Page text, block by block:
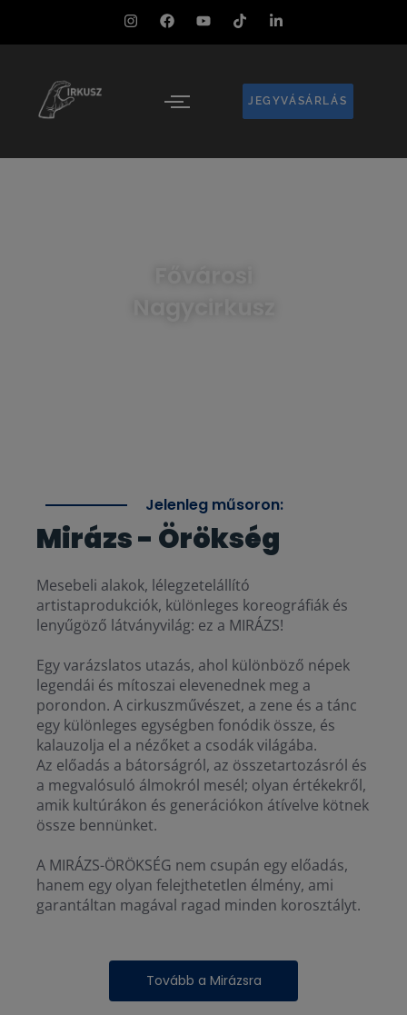
JEGYVÁSÁRLÁS
Jelenleg műsoron:
Mirázs - Örökség
Mesebeli alakok, lélegzetelállító
artistaprodukciók, különleges koreográfiák és
lenyűgöző látványvilág: ez a MIRÁZS!
Egy varázslatos utazás, ahol különböző népek
legendái és mítoszai elevenednek meg a
porondon. A cirkuszművészet, a zene és a tánc
egy különleges egységben fonódik össze, és
kalauzolja el a nézőket a csodák világába.
Az előadás a bátorságról, az összetartozásról és
a megvalósuló álmokról mesél; olyan értékekről,
amik kultúrákon és generációkon átívelve kötnek
össze bennünket.
A MIRÁZS-ÖRÖKSÉG nem csupán egy előadás,
hanem egy olyan felejthetetlen élmény, ami
garantáltan magával ragad minden korosztályt.
Tovább a Mirázsra